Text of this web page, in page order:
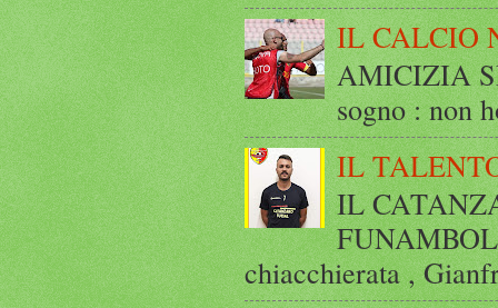
IL CALCIO
AMICIZIA
sogno : non
IL
IL
chiacchierata ,